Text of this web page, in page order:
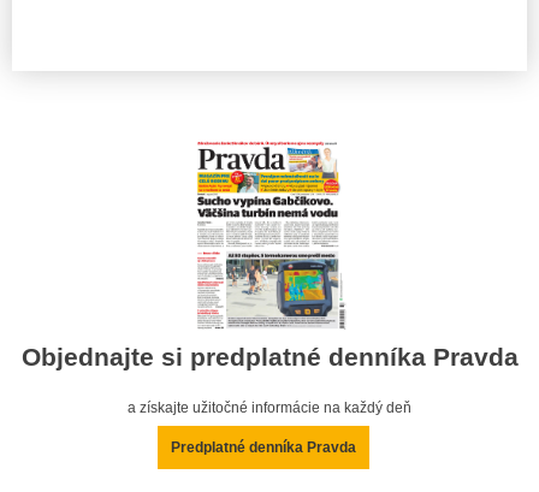
Objednajte si predplatné denníka Pravda
a získajte užitočné informácie na každý deň
Predplatné denníka Pravda